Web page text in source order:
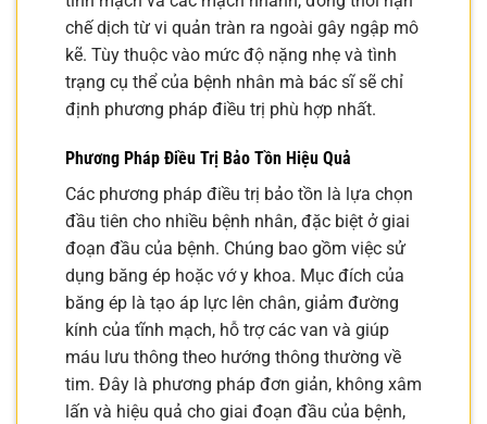
chế dịch từ vi quản tràn ra ngoài gây ngập mô
kẽ. Tùy thuộc vào mức độ nặng nhẹ và tình
trạng cụ thể của bệnh nhân mà bác sĩ sẽ chỉ
định phương pháp điều trị phù hợp nhất.
Phương Pháp Điều Trị Bảo Tồn Hiệu Quả
Các phương pháp điều trị bảo tồn là lựa chọn
đầu tiên cho nhiều bệnh nhân, đặc biệt ở giai
đoạn đầu của bệnh. Chúng bao gồm việc sử
dụng băng ép hoặc vớ y khoa. Mục đích của
băng ép là tạo áp lực lên chân, giảm đường
kính của tĩnh mạch, hỗ trợ các van và giúp
máu lưu thông theo hướng thông thường về
tim. Đây là phương pháp đơn giản, không xâm
lấn và hiệu quả cho giai đoạn đầu của bệnh,